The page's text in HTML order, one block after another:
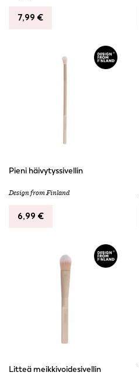
7,99 €
Pieni häivytyssivellin
Design from Finland
6,99 €
Litteä meikkivoidesivellin